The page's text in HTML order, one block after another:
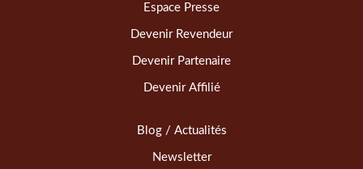
Espace Presse
Devenir Revendeur
Devenir Partenaire
Devenir Affilié
Blog / Actualités
Newsletter